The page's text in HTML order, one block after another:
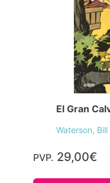
El Gran
Waterson, Bill
PVP. 29,00€